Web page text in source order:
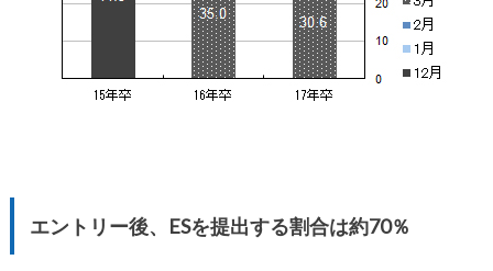
エントリー後、ESを提出する割合は約70％